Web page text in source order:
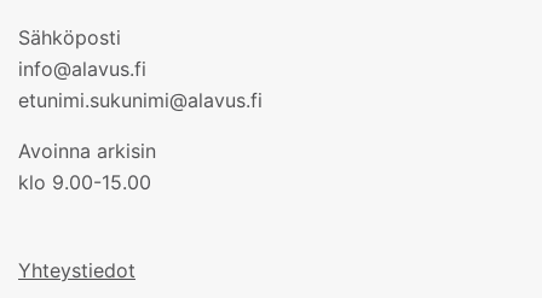
Sähköposti
info@alavus.fi
etunimi.sukunimi@alavus.fi
Avoinna arkisin
klo 9.00-15.00
Yhteystiedot